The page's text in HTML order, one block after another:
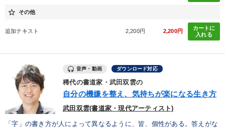
star_border その他
追加テキスト 2,200円 2,200円
カートに
入れる
音声・動画 ダウンロード対応
稀代の書道家・武田双雲の
自分の機嫌を整え、気持ちが楽になる生き方
武田双雲(書道家・現代アーティスト)
「字」の書き方が人によって異なるように、皆、個性がある。答えがな